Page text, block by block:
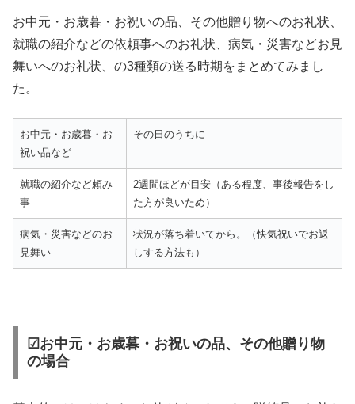
お中元・お歳暮・お祝いの品、その他贈り物へのお礼状、
就職の紹介などの依頼事へのお礼状、病気・災害などお見
舞いへのお礼状、の3種類の送る時期をまとめてみまし
た。
お中元・お歳暮・お
祝い品など
その日のうちに
就職の紹介など頼み
事
2週間ほどが目安（ある程度、事後報告をし
た方が良いため）
病気・災害などのお
見舞い
状況が落ち着いてから。（快気祝いでお返
しする方法も）
☑お中元・お歳暮・お祝いの品、その他贈り物
の場合